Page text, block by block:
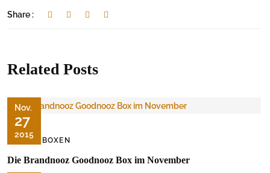
Share :
Related Posts
Nov.
27
2015
FOODBOXEN
Die Brandnooz Goodnooz Box im November